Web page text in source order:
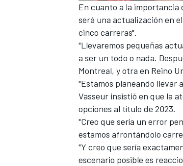
En cuanto a la importancia
será una actualización en
cinco carreras".
"Llevaremos pequeñas
a ser un todo o nada.
Montreal, y otra en Reino
"Estamos planeando llevar
Vasseur insistió en que la
opciones al título de 2023.
"Creo que sería un error
estamos afrontándolo
"Y creo que sería
escenario posible es